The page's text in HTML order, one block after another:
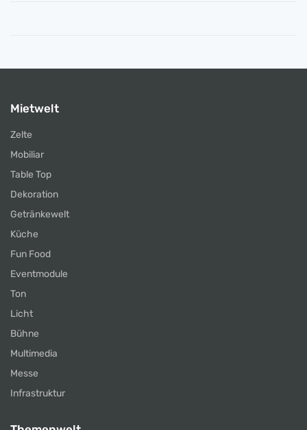
Mietwelt
Zelte
Mobiliar
Table Top
Dekoration
Getränkewelt
Küche
Fun Food
Eventmodule
Ton
Licht
Bühne
Multimedia
Messe
Infrastruktur